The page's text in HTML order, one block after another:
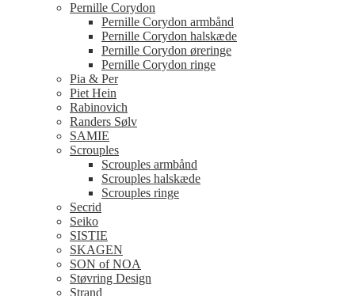
Pernille Corydon
Pernille Corydon armbånd
Pernille Corydon halskæde
Pernille Corydon øreringe
Pernille Corydon ringe
Pia & Per
Piet Hein
Rabinovich
Randers Sølv
SAMIE
Scrouples
Scrouples armbånd
Scrouples halskæde
Scrouples ringe
Secrid
Seiko
SISTIE
SKAGEN
SON of NOA
Støvring Design
Strand